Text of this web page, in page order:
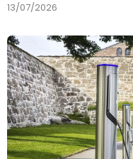
13/07/2026